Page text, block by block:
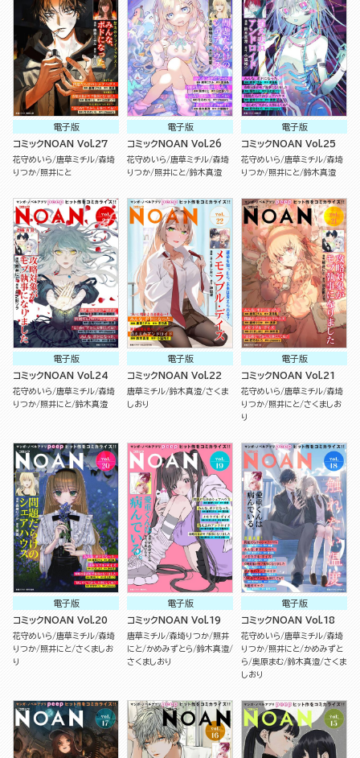
電子版
コミックNOAN Vol.27
花守めいら 唐草ミチル 森埼
りつか 照井にと
電子版
コミックNOAN Vol.26
花守めいら 唐草ミチル 森埼
りつか 照井にと 鈴木真澄
電子版
コミックNOAN Vol.25
花守めいら 唐草ミチル 森埼
りつか 照井にと 鈴木真澄
電子版
コミックNOAN Vol.24
花守めいら 唐草ミチル 森埼
りつか 照井にと 鈴木真澄
電子版
コミックNOAN Vol.22
唐草ミチル 鈴木真澄 さくま
しおり
電子版
コミックNOAN Vol.21
花守めいら 唐草ミチル 森埼
りつか 照井にと さくましお
り
電子版
コミックNOAN Vol.20
花守めいら 唐草ミチル 森埼
りつか 照井にと さくましお
り
電子版
コミックNOAN Vol.19
唐草ミチル 森埼りつか 照井
にと
かめみずとら 鈴木真澄
さくましおり
電子版
コミックNOAN Vol.18
花守めいら 唐草ミチル 森埼
りつか 照井にと
かめみずと
ら 奥原まむ 鈴木真澄 さくま
しおり